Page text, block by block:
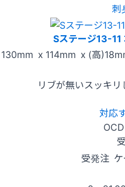
刺
Sステージ13-
130mm x 114mm x (高
リブが無いスッキ
対応
OCD
受発注